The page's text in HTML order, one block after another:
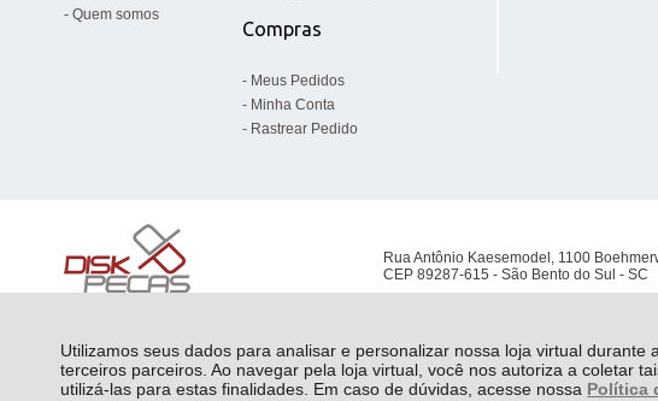
Utilizamos seus dados para analisar e personalizar nossa loja virtual durante
terceiros parceiros. Ao navegar pela loja virtual, você nos autoriza a coletar
utilizá-las para estas finalidades. Em caso de dúvidas, acesse nossa Política
Quem somos
Compras
Meus Pedidos
Minha Conta
Rastrear Pedido
Rua Antônio Kaesemodel, 1100
CEP 89287-615 - São Bento do Sul - SC